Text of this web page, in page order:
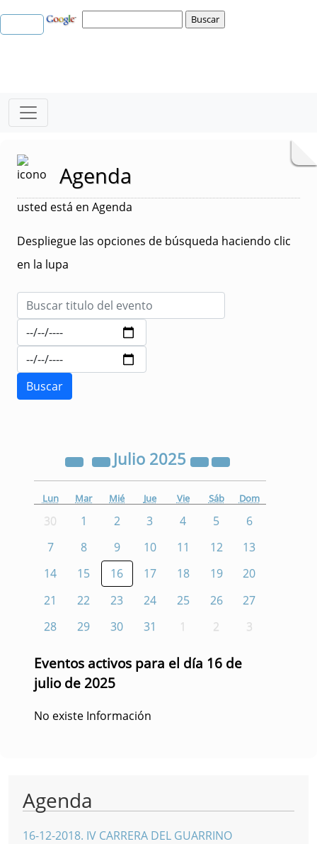
Agenda
usted está en Agenda
Despliegue las opciones de búsqueda haciendo clic
en la lupa
Julio 2025
Lun Mar Mié Jue Vie Sáb Dom
30 1 2 3 4 5
6
7
8 9 10 11 12
13
14
15 16 17 18 19
20
21
22 23 24 25 26
27
28
29 30 31 1 2 3
Eventos activos para el día 16 de
julio de 2025
No existe Información
Agenda
16-12-2018. IV CARRERA DEL GUARRINO